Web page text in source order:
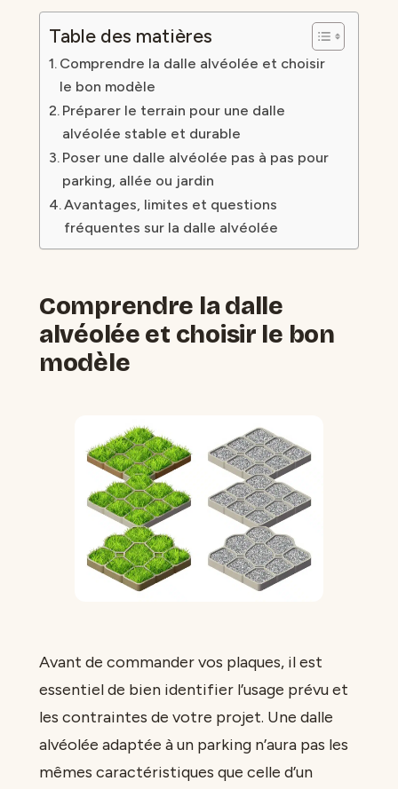
Table des matières
Comprendre la dalle alvéolée et choisir
le bon modèle
Préparer le terrain pour une dalle
alvéolée stable et durable
Poser une dalle alvéolée pas à pas pour
parking, allée ou jardin
Avantages, limites et questions
fréquentes sur la dalle alvéolée
Comprendre la dalle
alvéolée et choisir le bon
modèle
Avant de commander vos plaques, il est
essentiel de bien identifier l’usage prévu et
les contraintes de votre projet. Une dalle
alvéolée adaptée à un parking n’aura pas les
mêmes caractéristiques que celle d’un